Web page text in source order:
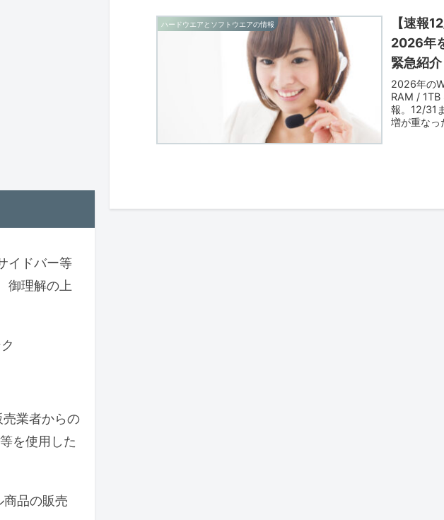
ハードウエアとソフトウエアの情報
【速報
2026年
緊急紹
2026年の
RAM / 1TB
報。12/31
増が重なっ
イドバー等
御理解の上
業者からの
を使用した
品の販売